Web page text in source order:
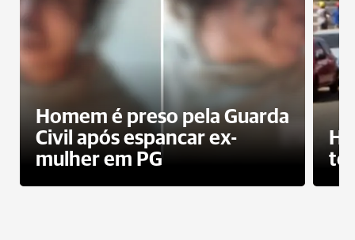
Homem é preso pela Guarda
Civil após espancar ex-
mulher em PG